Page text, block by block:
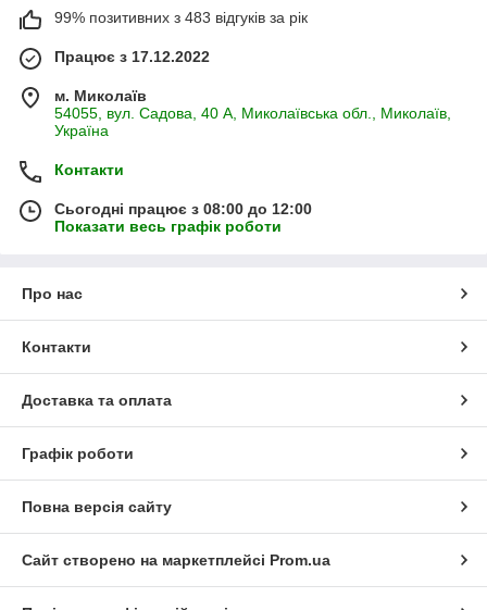
99% позитивних з 483 відгуків за рік
Працює з 17.12.2022
м. Миколаїв
54055, вул. Садова, 40 А, Миколаївська обл., Миколаїв,
Україна
Контакти
Сьогодні працює з 08:00 до 12:00
Показати весь графік роботи
Про нас
Контакти
Доставка та оплата
Графік роботи
Повна версія сайту
Сайт створено на маркетплейсі Prom.ua